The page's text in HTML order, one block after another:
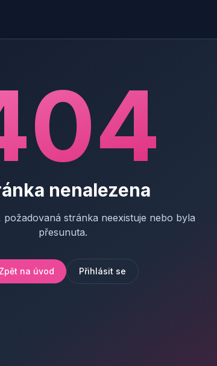
nenalezena
požadovaná stránka neexistuje nebo byla
přesunuta.
Zpět na úvod Přihlásit se